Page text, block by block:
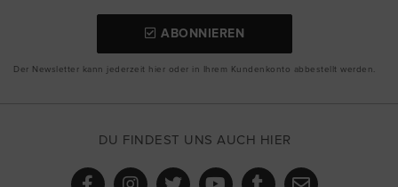
ABONNIEREN
Der Newsletter kann jederzeit hier oder in Ihrem Kundenkonto abbestellt werden.
DU FINDEST UNS AUCH HIER